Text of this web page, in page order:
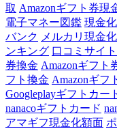
取 Amazonギフト券現
電子マネー図鑑 現金化
バンク メルカリ現金化
ンキング 口コミサイト
券換金 Amazonギフト
フト換金 Amazonギフ
Googleplayギフトカー
nanacoギフトカード
アマギフ現金化額面